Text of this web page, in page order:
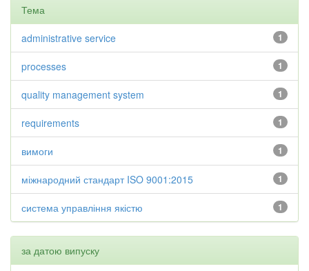
Тема
1
administrative service
1
processes
1
quality management system
1
requirements
1
вимоги
1
міжнародний стандарт ISO 9001:2015
1
система управління якістю
за датою випуску